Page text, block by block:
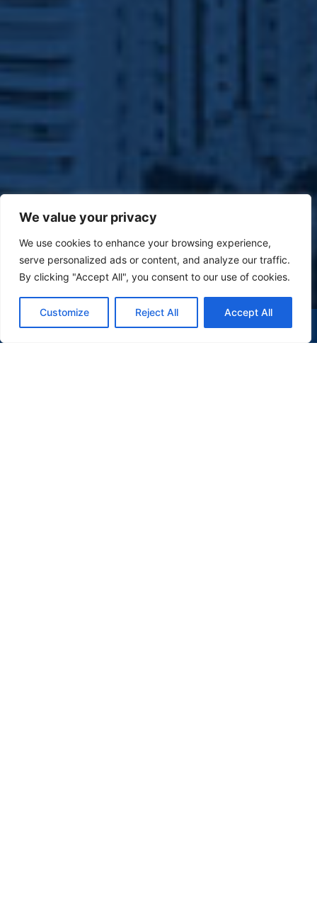
We value your privacy
We use cookies to enhance your browsing experience,
serve personalized ads or content, and analyze our traffic.
By clicking "Accept All", you consent to our use of cookies.
Customize Reject All Accept All
(47) 9 9977-7630